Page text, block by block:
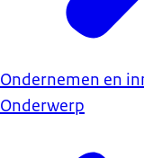
Ondernemen en
Onderwerp